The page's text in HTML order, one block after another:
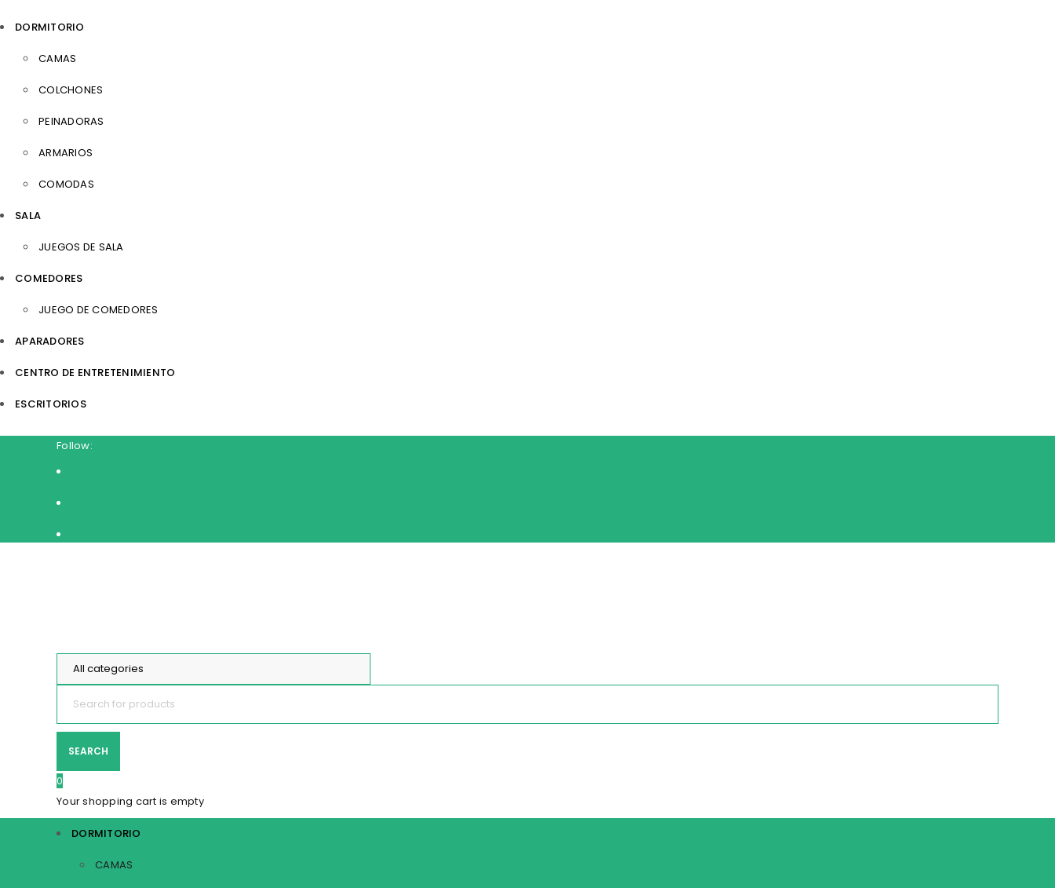
DORMITORIO
CAMAS
COLCHONES
PEINADORAS
ARMARIOS
COMODAS
SALA
JUEGOS DE SALA
COMEDORES
JUEGO DE COMEDORES
APARADORES
CENTRO DE ENTRETENIMIENTO
ESCRITORIOS
Follow:
0
Your shopping cart is empty
DORMITORIO
CAMAS